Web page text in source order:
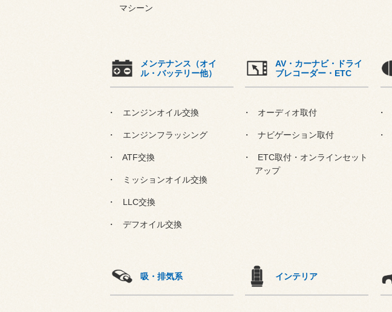
マシーン
メンテナンス（オイ
ル・バッテリー他）
エンジンオイル交換
エンジンフラッシング
ATF交換
ミッションオイル交換
LLC交換
デフオイル交換
AV・カーナビ・ドライ
ブレコーダー・ETC
オーディオ取付
ナビゲーション取付
ETC取付・オンラインセット
アップ
吸・排気系 インテリア